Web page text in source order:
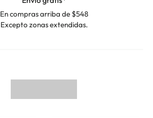
En compras arriba de $548
Excepto zonas extendidas.